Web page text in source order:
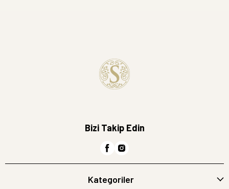
Bizi Takip Edin
Kategoriler